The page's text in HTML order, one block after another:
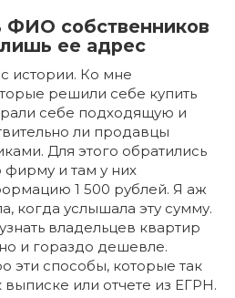
ФИО собственников
ее адрес
истории. Ко мне
решили себе купить
себе подходящую и
ли продавцы
Для этого обратились
и там у них
1 500 рублей. Я аж
когда услышала эту сумму.
владельцев квартир
и гораздо дешевле.
эти способы, которые так
выписке или отчете из ЕГРН.